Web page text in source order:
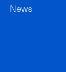
News